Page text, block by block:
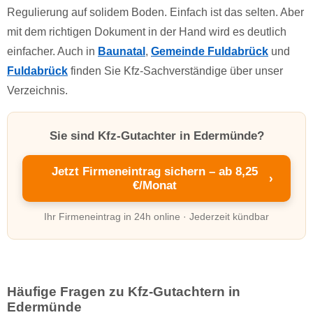
Regulierung auf solidem Boden. Einfach ist das selten. Aber
mit dem richtigen Dokument in der Hand wird es deutlich
einfacher. Auch in Baunatal , Gemeinde Fuldabrück und
Fuldabrück finden Sie Kfz-Sachverständige über unser
Verzeichnis.
Sie sind Kfz-Gutachter in Edermünde?
Jetzt Firmeneintrag sichern – ab 8,25
€/Monat
›
Ihr Firmeneintrag in 24h online · Jederzeit kündbar
Häufige Fragen zu Kfz-Gutachtern in
Edermünde